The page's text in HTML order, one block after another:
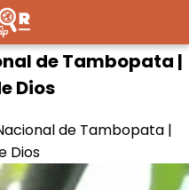
de Tambopata |
Dios
de Tambopata |
Dios